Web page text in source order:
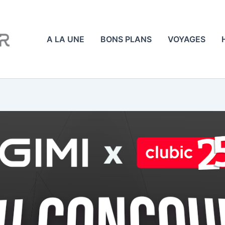
A LA UNE BONS PLANS VOYAGES